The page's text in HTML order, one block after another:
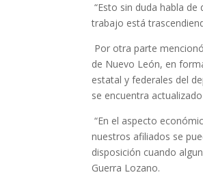
“Esto sin duda habla
trabajo está
Por otra parte
de Nuevo León, en
estatal y federales del
se encuentra
“En el aspecto
nuestros afiliados se
disposición cuando
Guerra Lozano.